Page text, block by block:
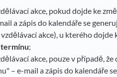
akce, pokud dojde ke
a zápis do kalendáře se
akce), u kterého dojde
;
akce, pouze v případě, že
– e-mail a zápis do kalendáře